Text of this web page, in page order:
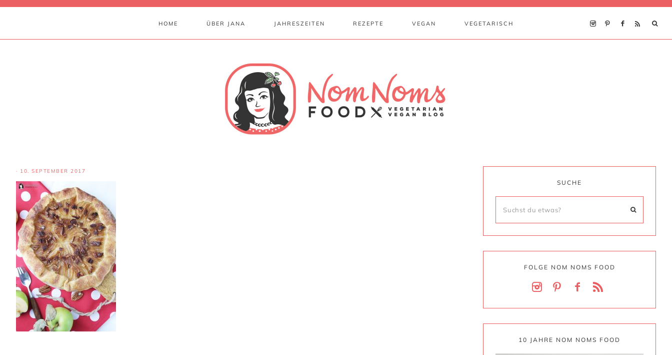
HOME ÜBER JANA JAHRESZEITEN REZEPTE VEGAN VEGETARISCH
· 10. SEPTEMBER 2017
SUCHE
FOLGE NOM NOMS FOOD
10 JAHRE NOM NOMS FOOD